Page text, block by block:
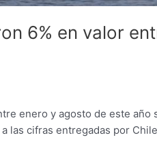
6% en valor
enero y agosto de este año
las cifras entregadas por